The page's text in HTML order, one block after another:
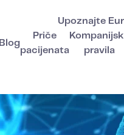
Upoznajte
Blog
Priče
pacijenata
pravila